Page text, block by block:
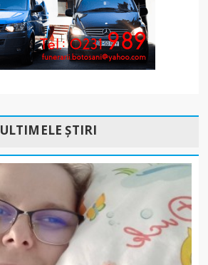
ULTIMELE ȘTIRI